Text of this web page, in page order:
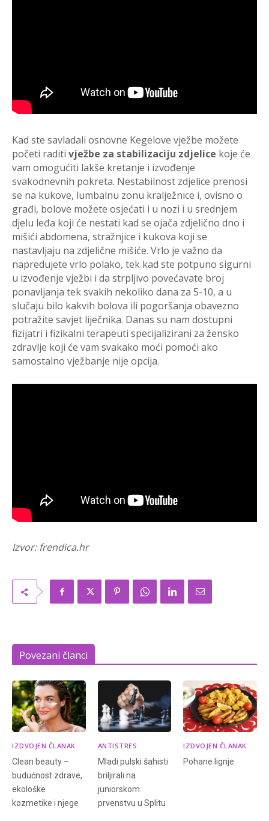
Kad ste savladali osnovne Kegelove vježbe možete
početi raditi vježbe za stabilizaciju zdjelice koje će
vam omogućiti lakše kretanje i izvođenje
svakodnevnih pokreta. Nestabilnost zdjelice prenosi
se na kukove, lumbalnu zonu kralježnice i, ovisno o
građi, bolove možete osjećati i u nozi i u srednjem
djelu leđa koji će nestati kad se ojača zdjelično dno i
mišići abdomena, stražnjice i kukova koji se
nastavljaju na zdjelične mišiće. Vrlo je važno da
napredujete vrlo polako, tek kad ste potpuno sigurni
u izvođenje vježbi i da strpljivo povećavate broj
ponavljanja tek svakih nekoliko dana za 5-10, a u
slučaju bilo kakvih bolova ili pogoršanja obavezno
potražite savjet liječnika. Danas su nam dostupni
fizijatri i fizikalni terapeuti specijalizirani za žensko
zdravlje koji će vam svakako moći pomoći ako
samostalno vježbanje nije opcija.
Izvor: frendica.hr
Povezani članci
IZDVOJEN ČLANAK
Clean beauty –
budućnost zdrave,
ekološke
kozmetike i njege
ANTISTRES
Mladi pulski šahisti
briljirali na
juniorskom
prvenstvu u Splitu
IZDVOJEN ČLANAK
Pohane lignje